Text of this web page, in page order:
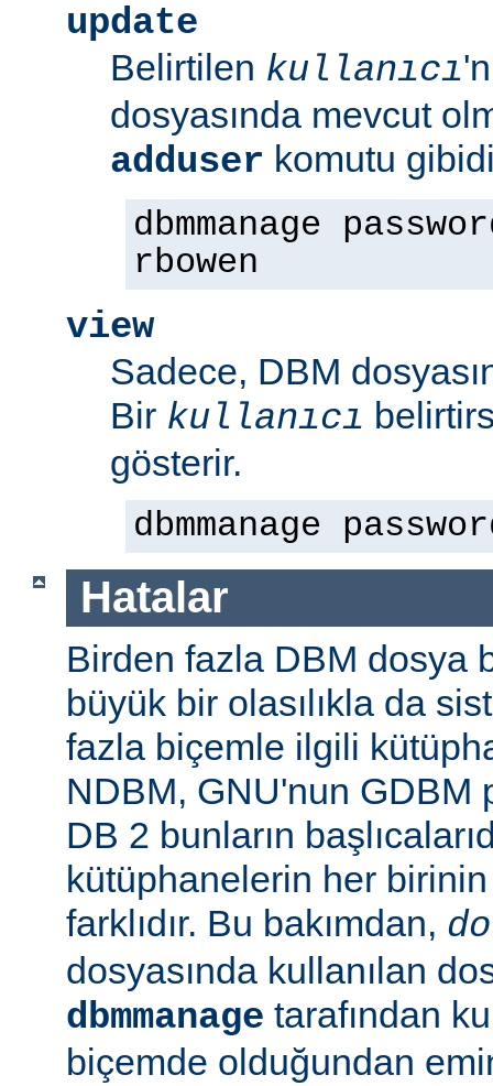
update
Belirtilen kullanıcı
dosyasında mevcut
adduser komutu
dbmmanage
rbowen
view
Sadece, DBM
Bir kullanıcı
gösterir.
dbmmanage
Hatalar
Birden fazla DBM dosya
büyük bir olasılıkla da
fazla biçemle ilgili
NDBM, GNU'nun GDBM
DB 2 bunların
kütüphanelerin her
farklıdır. Bu bakımdan,
dosyasında kullanılan
dbmmanage tarafından
biçemde olduğundan